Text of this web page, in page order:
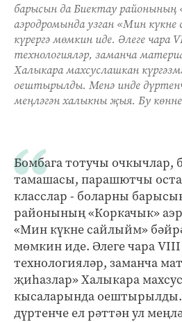
барысын да Биектау районының
аэродромында узган «Мин
күрергә мөмкин иде. Әлеге чара
технологияләр, заманча
Халыкара махсуслашкан
оештырылды. Менә инде
меңләгән халыкны җыя. Бу
Бомбага тотучы очкычлар,
тамашасы, парашютчы
класслар - боларны
районының «Коркачык»
«Мин күкне сайлыйм»
мөмкин иде. Әлеге чара
технологияләр, заманча
җиһазлар» Халыкара
кысаларында
дүртенче ел рәттән ул